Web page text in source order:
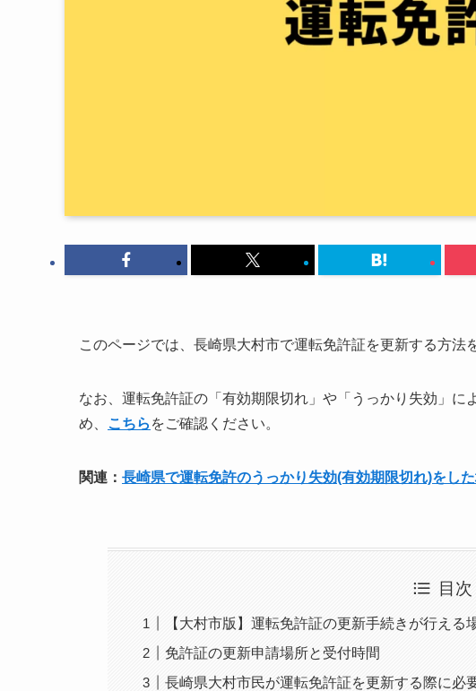
このページでは、長崎県大村市で運転免許証を更新する方法
なお、運転免許証の「有効期限切れ」や「うっかり失効」に
め、
こちら をご確認ください。
関連： 長崎県で運転免許のうっかり失効(有効期限切れ)をし
目次
【大村市版】運転免許証の更新手続きが行える
免許証の更新申請場所と受付時間
長崎県大村市民が運転免許証を更新する際に必